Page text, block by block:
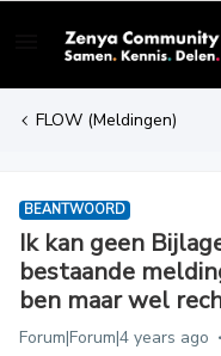
FLOW (Meldingen)
BEANTWOORD
Ik kan geen
bestaande
ben maar wel
Forum|Forum|4 years ago